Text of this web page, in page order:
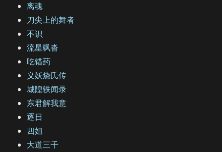
离魂
刀尖上的舞者
不识
流星飒沓
吃错药
义妖烧氏传
城隍轶闻录
东君解我意
逐日
四姐
大道三千